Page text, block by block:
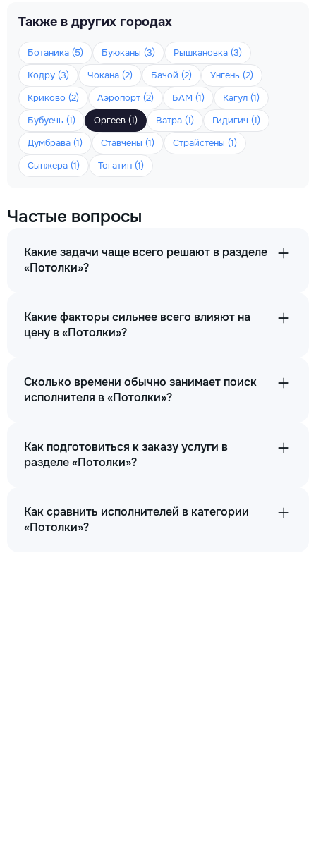
Также в других городах
Ботаника (5) Буюканы (3)
Рышкановка (3)
Кодру (3)
Чокана (2) Бачой (2)
Унгень (2)
Криково (2)
Аэропорт (2) БАМ (1)
Кагул (1)
Бубуечь (1)
Оргеев (1) Ватра (1)
Гидигич (1)
Думбрава (1)
Ставчены (1)
Страйстены (1)
Сынжера (1)
Тогатин (1)
Частые вопросы
Какие задачи чаще всего решают в разделе
«Потолки»?
Какие факторы сильнее всего влияют на
цену в «Потолки»?
Сколько времени обычно занимает поиск
исполнителя в «Потолки»?
Как подготовиться к заказу услуги в
разделе «Потолки»?
Как сравнить исполнителей в категории
«Потолки»?